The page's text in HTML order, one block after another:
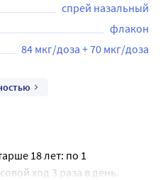
спрей назальный
флакон
84 мкг/доза + 70 мкг/доза
18 лет: по 1
ход 3 раза в день.